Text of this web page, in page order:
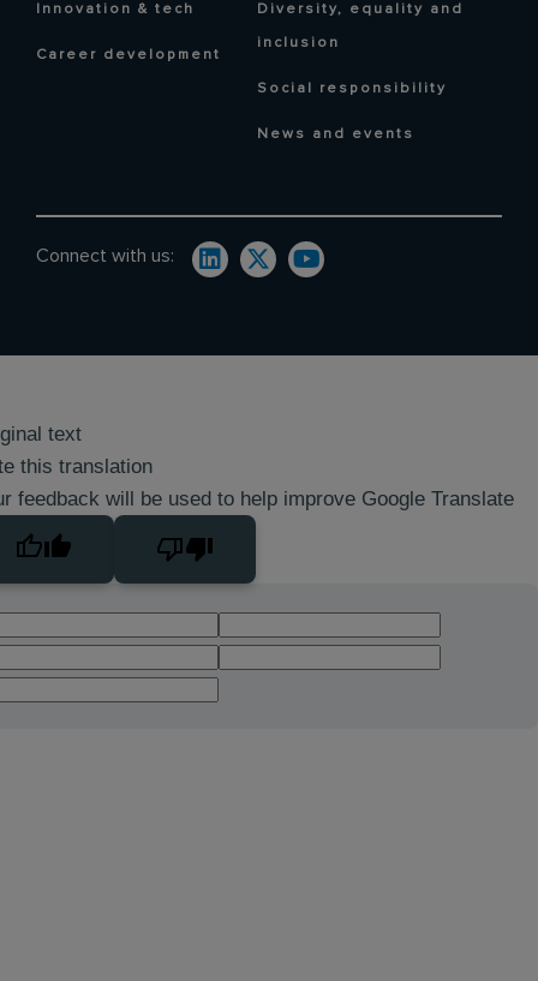
Innovation & tech
Career development
Diversity, equality and
inclusion
Social responsibility
News and events
Connect with us:
text
this translation
feedback will be used to help improve Google Translate